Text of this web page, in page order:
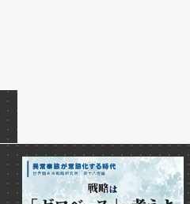
大和麺学校｜受講料改
定のお知らせ